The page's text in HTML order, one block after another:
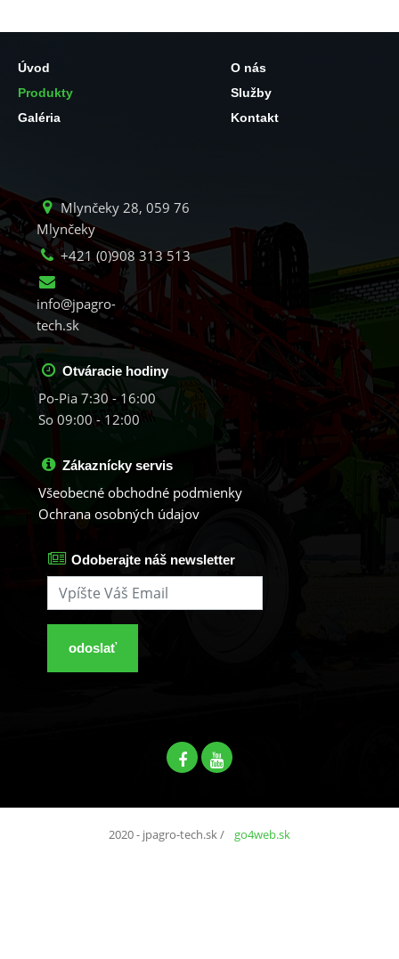
Úvod
O nás
Produkty
Služby
Galéria
Kontakt
Mlynčeky 28, 059 76
Mlynčeky
+421 (0)908 313 513
info@jpagro-
tech.sk
Otváracie hodiny
Po-Pia 7:30 - 16:00
So 09:00 - 12:00
Zákaznícky servis
Všeobecné obchodné podmienky
Ochrana osobných údajov
Odoberajte náš newsletter
odoslať
2020 - jpagro-tech.sk/ go4web.sk